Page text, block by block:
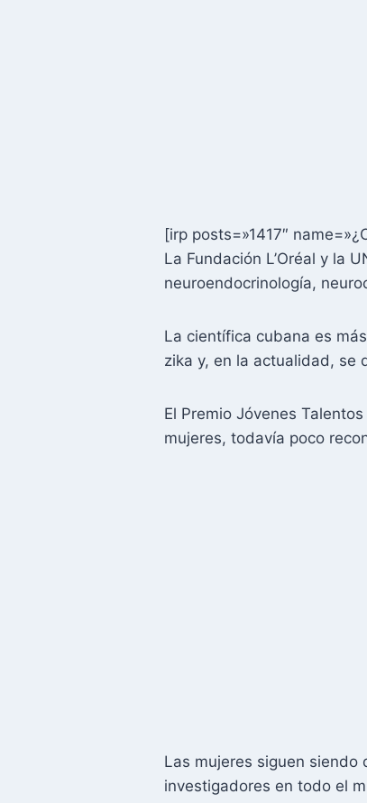
[irp posts=»1417″
La Fundación L’Oréal y la
neuroendocrinología,
La científica cubana es
zika y, en la actualidad, se
El Premio Jóvenes
mujeres, todavía poco
Las mujeres siguen
investigadores en todo el